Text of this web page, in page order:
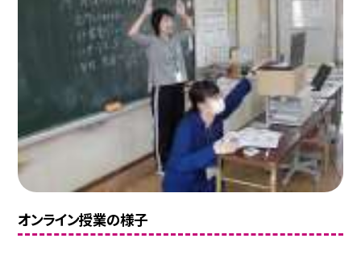
オンライン授業の様子